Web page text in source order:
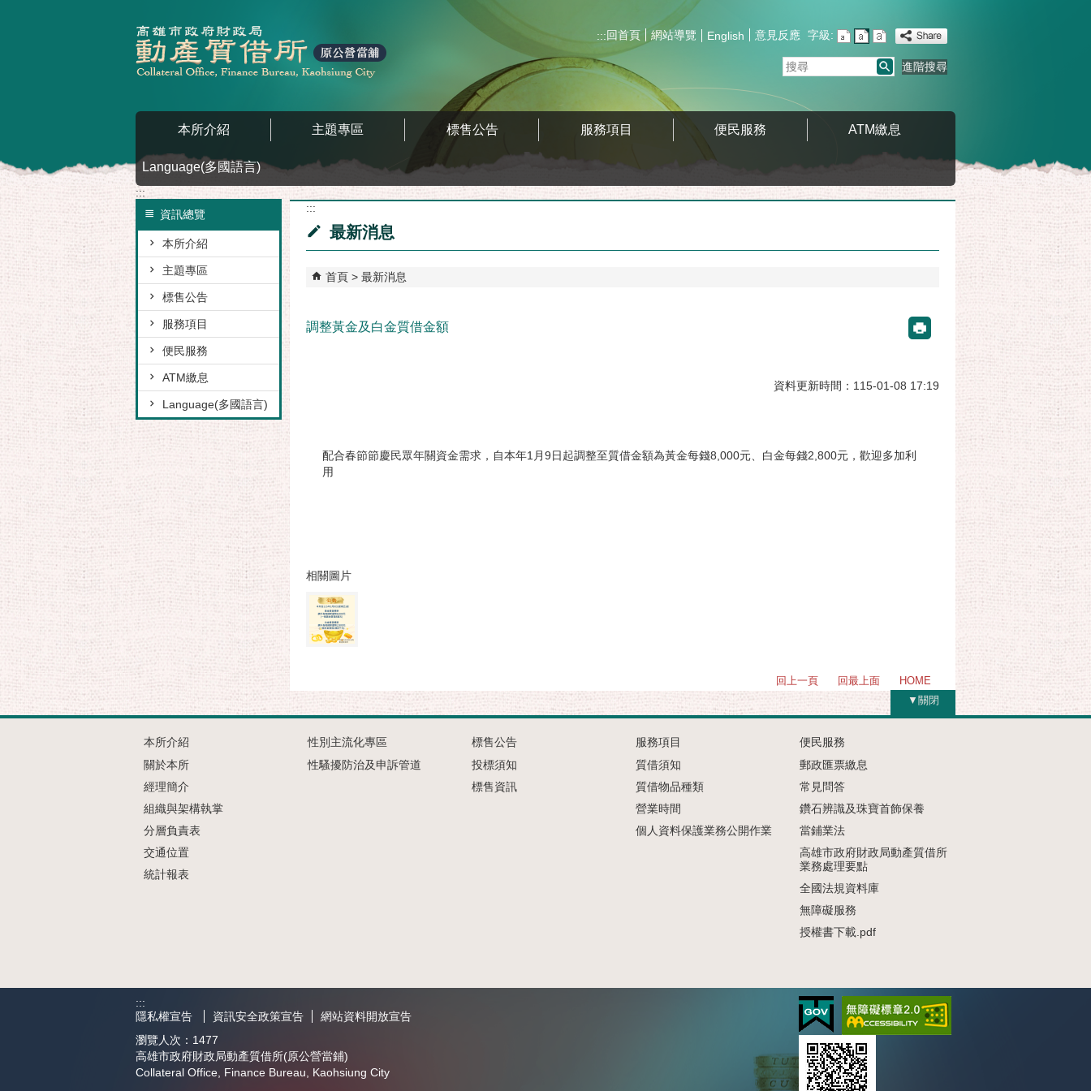
:::回首頁 網站導覽 English 意見反應 字級:
搜
進階搜尋
本所介紹 主題專區 標售公告 服務項目 便民服務 ATM繳息
Language(多國語言)
:::
資訊總覽
本所介紹
主題專區
標售公告
服務項目
便民服務
ATM繳息
Language(多國語言)
:::
最新消息
首頁 最新消息
調整黃金及白金質借金額
資料更新時間：115-01-08 17:19
配合春節節慶民眾年關資金需求，自本年1月9日起調整至質借金額為黃金每錢8,000元、白金每錢2,800元，歡迎多加利
用
相關圖片
回上一頁 回最上面
HOME
▼關閉
本所介紹
關於本所
經理簡介
組織與架構執掌
分層負責表
交通位置
統計報表
性別主流化專區
性騷擾防治及申訴管道
標售公告
投標須知
標售資訊
服務項目
質借須知
質借物品種類
營業時間
個人資料保護業務公開作業
便民服務
郵政匯票繳息
常見問答
鑽石辨識及珠寶首飾保養
當鋪業法
高雄市政府財政局動產質借所
業務處理要點
全國法規資料庫
無障礙服務
授權書下載.pdf
:::
隱私權宣告
資訊安全政策宣告
網站資料開放宣告
瀏覽人次： 1477
高雄市政府財政局動產質借所(原公營當鋪)
Collateral Office, Finance Bureau, Kaohsiung City